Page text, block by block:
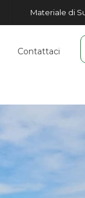
Materiale di
Contattaci